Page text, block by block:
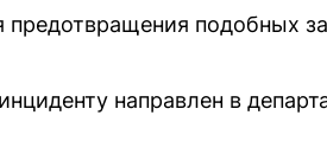
подобных
направлен в